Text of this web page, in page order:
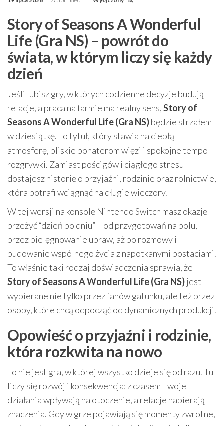
Story of Seasons A Wonderful
Life (Gra NS) – powrót do
świata, w którym liczy się każdy
dzień
Jeśli lubisz gry, w których codzienne decyzje budują
relacje, a praca na farmie ma realny sens,Story of
Seasons A Wonderful Life (Gra NS)będzie strzałem
w dziesiątkę. To tytuł, który stawia na ciepłą
atmosferę, bliskie bohaterom więzi i spokojne tempo
rozgrywki. Zamiast pościgów i ciągłego stresu
dostajesz historię o przyjaźni, rodzinie oraz rolnictwie,
która potrafi wciągnąć na długie wieczory.
W tej wersji na konsolę Nintendo Switch masz okazję
przeżyć “dzień po dniu” – od przygotowań na polu,
przez pielęgnowanie upraw, aż po rozmowy i
budowanie wspólnego życia z napotkanymi postaciami.
To właśnie taki rodzaj doświadczenia sprawia, że
Story of Seasons A Wonderful Life (Gra NS)jest
wybierane nie tylko przez fanów gatunku, ale też przez
osoby, które chcą odpocząć od dynamicznych produkcji.
Opowieść o przyjaźni i rodzinie,
która rozkwita na nowo
To nie jest gra, w której wszystko dzieje się od razu. Tu
liczy się rozwój i konsekwencja: z czasem Twoje
działania wpływają na otoczenie, a relacje nabierają
znaczenia. Gdy w grze pojawiają się momenty zwrotne,